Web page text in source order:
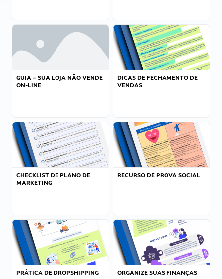
GUIA – SUA LOJA NÃO VENDE
ON-LINE
DICAS DE FECHAMENTO DE
VENDAS
CHECKLIST DE PLANO DE
MARKETING
RECURSO DE PROVA SOCIAL
PRÁTICA DE DROPSHIPPING ORGANIZE SUAS FINANÇAS